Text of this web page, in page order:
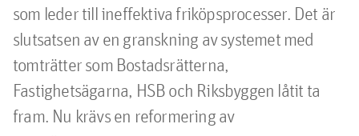
som leder till ineffektiva friköpsprocesser. Det är
slutsatsen av en granskning av systemet med
tomträtter som Bostadsrätterna,
Fastighetsägarna, HSB och Riksbyggen låtit ta
fram. Nu krävs en reformering av